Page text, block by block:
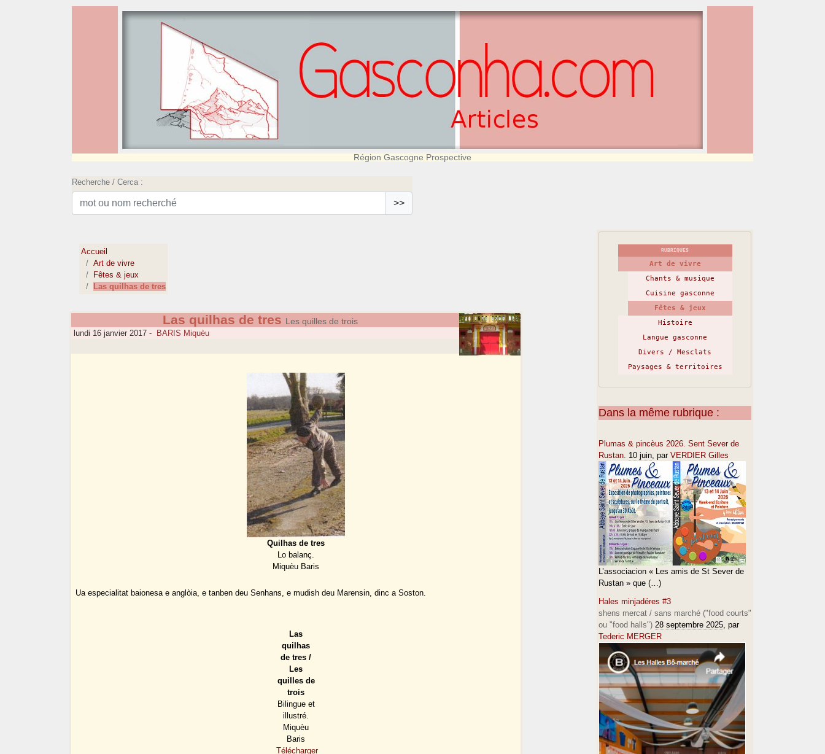
Région Gascogne Prospective
Recherche / Cerca :
>>
Accueil
Art de vivre
Fêtes & jeux
Las quilhas de tres
Las quilhas de tres Les quilles de trois
lundi 16 janvier 2017 - BARIS Miquèu
Quilhas de tres
Lo balanç.
Miquèu Baris
Ua especialitat baionesa e anglòia, e tanben deu Senhans, e mudish deu Marensin, dinc a Soston.
Las
quilhas
de tres /
Les
quilles de
trois
Bilingue et
illustré.
Miquèu
Baris
Télécharger
RUBRIQUES
Art de vivre
Chants & musique
Cuisine gasconne
Fêtes & jeux
Histoire
Langue gasconne
Divers / Mesclats
Paysages & territoires
Dans la même rubrique :
Plumas & pincèus 2026. Sent Sever de
Rustan. 10 juin, par VERDIER Gilles
L’associacion « Les amis de St Sever de
Rustan » que (…)
Hales minjadéres #3
shens mercat / sans marché ("food courts"
ou "food halls") 28 septembre 2025, par
Tederic MERGER